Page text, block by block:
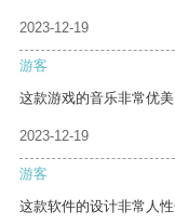
2023-12-19
游客
这款游戏的音乐非常优
2023-12-19
游客
这款软件的设计非常人